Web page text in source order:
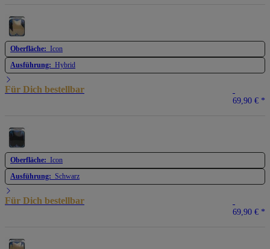
Oberfläche: Icon
Ausführung: Hybrid
Für Dich bestellbar
69,90 € *
Oberfläche: Icon
Ausführung: Schwarz
Für Dich bestellbar
69,90 € *